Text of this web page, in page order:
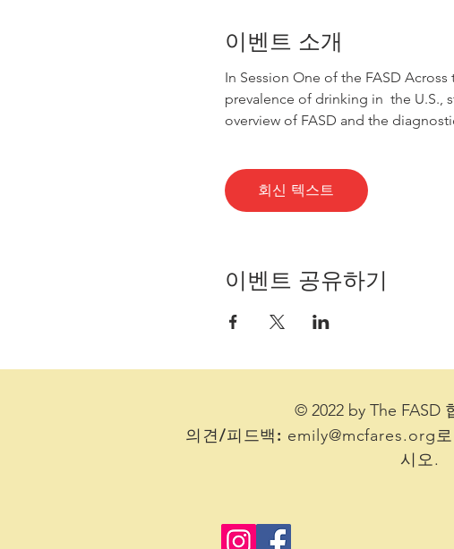
이벤트 소개
In Session One of the FASD
prevalence of drinking in  the
overview of FASD and the
회신 텍스트
이벤트 공유하기
© 2022 by The FASD
의견/피드백: emily@mcfares.org
시오.